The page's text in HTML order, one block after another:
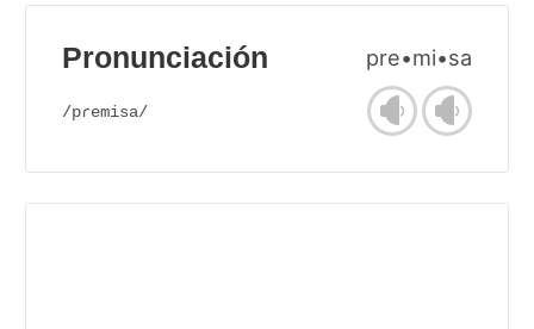
Pronunciación pre•mi•sa
/pɾemisa/